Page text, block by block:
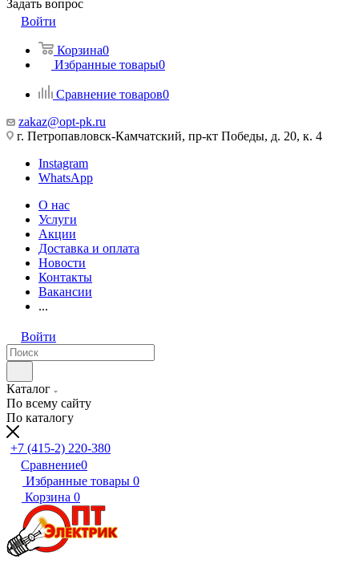
Задать вопрос
Войти
Корзина0
Избранные товары0
Сравнение товаров0
zakaz@opt-pk.ru
г. Петропавловск-Камчатский, пр-кт Победы, д. 20, к. 4
Instagram
WhatsApp
О нас
Услуги
Акции
Доставка и оплата
Новости
Контакты
Вакансии
...
Войти
Каталог
По всему сайту
По каталогу
+7 (415-2) 220-380
Сравнение0
Избранные товары 0
Корзина 0